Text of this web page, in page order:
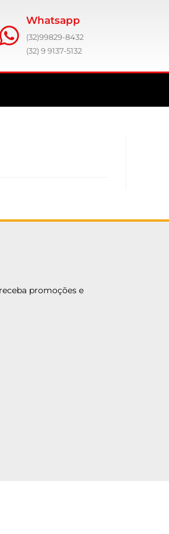
Whatsapp
(32)99829-8432
(32) 9 9137-5132
promoções e